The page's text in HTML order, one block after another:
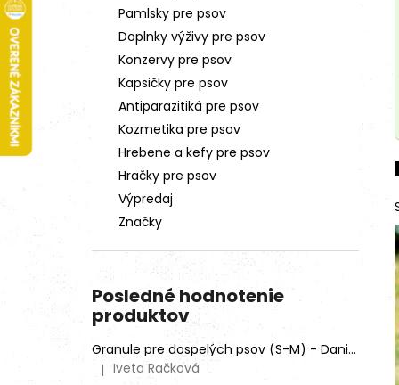
Pamlsky pre psov
Doplnky výživy pre psov
Konzervy pre psov
Kapsičky pre psov
Antiparazitiká pre psov
Kozmetika pre psov
Hrebene a kefy pre psov
Hračky pre psov
Výpredaj
Značky
Posledné hodnotenie
produktov
Granule pre dospelých psov (S-M) - Daniel škvrnitý (SENSITIVE)
Hodnotenie produktu je 5 z 5 hviezdičiek.
| Iveta Račková